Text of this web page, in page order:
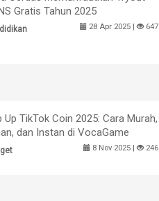
Gratis Tahun 2025
28 Apr 2025 | 647
Up TikTok Coin 2025: Cara Murah,
dan Instan di VocaGame
8 Nov 2025 | 246